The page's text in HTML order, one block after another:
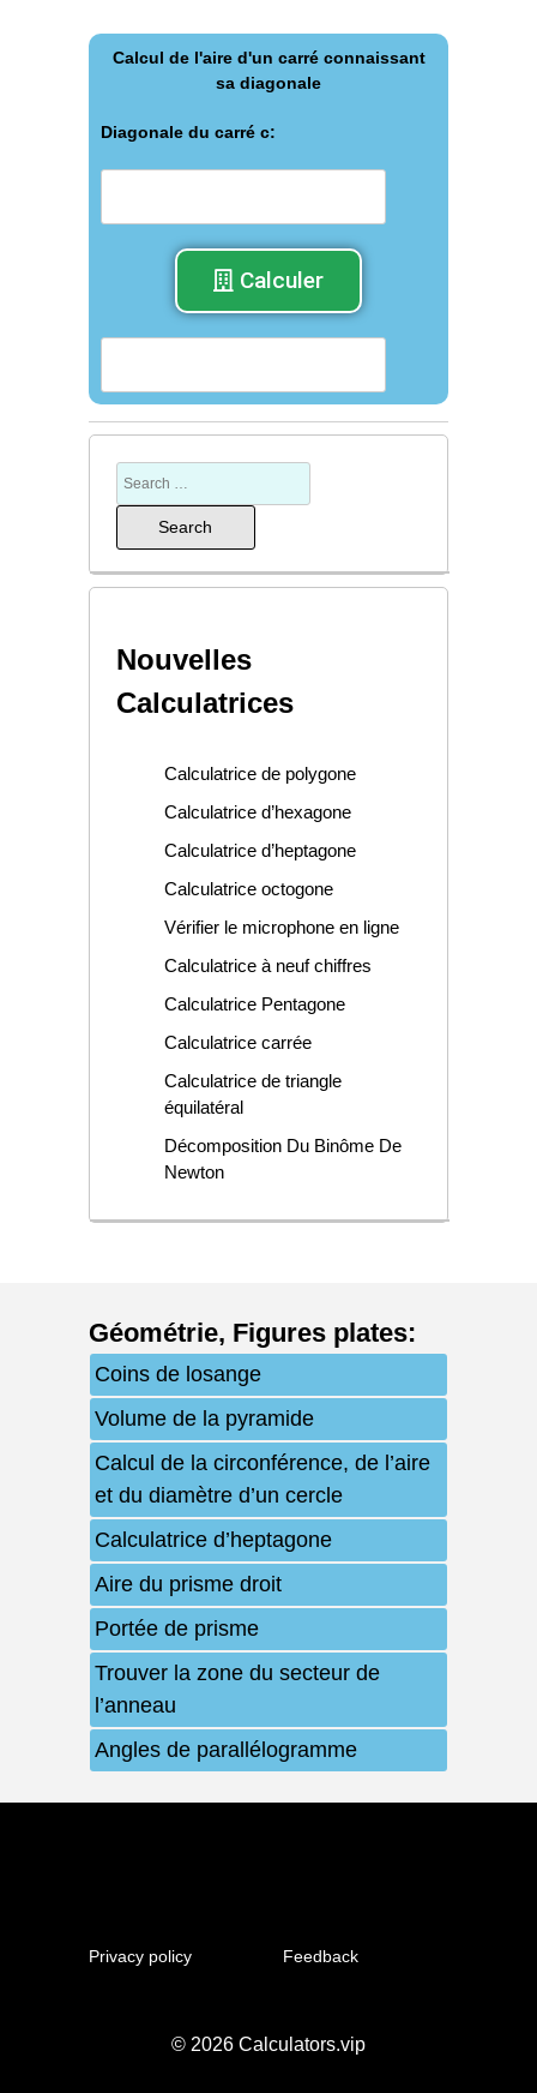
Calcul de l'aire d'un carré connaissant
sa diagonale
Diagonale du carré с:
Calculer
Nouvelles
Calculatrices
Calculatrice de polygone
Calculatrice d’hexagone
Calculatrice d’heptagone
Calculatrice octogone
Vérifier le microphone en ligne
Calculatrice à neuf chiffres
Calculatrice Pentagone
Calculatrice carrée
Calculatrice de triangle
équilatéral
Décomposition Du Binôme De
Newton
Géométrie, Figures plates:
Coins de losange
Volume de la pyramide
Calcul de la circonférence, de l’aire
et du diamètre d’un cercle
Calculatrice d’heptagone
Aire du prisme droit
Portée de prisme
Trouver la zone du secteur de
l’anneau
Angles de parallélogramme
Privacy policy Feedback
© 2026 Calculators.vip